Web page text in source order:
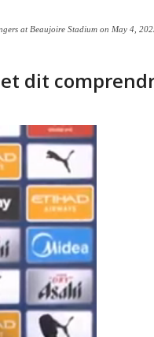
at Beaujoire Stadium on May 4,
dit